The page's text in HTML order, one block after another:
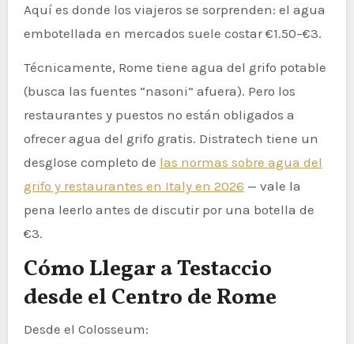
Aquí es donde los viajeros se sorprenden: el agua
embotellada en mercados suele costar €1.50–€3.
Técnicamente, Rome tiene agua del grifo potable
(busca las fuentes “nasoni” afuera). Pero los
restaurantes y puestos no están obligados a
ofrecer agua del grifo gratis. Distratech tiene un
desglose completo de las normas sobre agua del
grifo y restaurantes en Italy en 2026 — vale la
pena leerlo antes de discutir por una botella de
€3.
Cómo Llegar a Testaccio
desde el Centro de Rome
Desde el Colosseum: